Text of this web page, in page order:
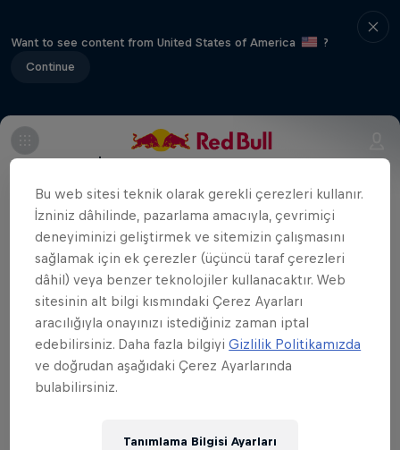
Want to see content from United States of America
?
Continue
Etkinlik Serisi İçinde
CEV Şampiyonlar Ligi
12 Tur Durakları
Eczacıbaşı Dynavit, CEV Şampiyonlar
Ligi'nde sezonun üçüncü maçında
deplasmanda İtalya temsilcisi Savino Del
Bene Scandicci ile karşılaşıyor. Maçı Arda
Vatansever'in anlatımı ve Esra Gümüş
tekrar izleyebilirsin.
Bu web sitesi teknik olarak gerekli çerezleri kullanır.
İzniniz dâhilinde, pazarlama amacıyla, çevrimiçi
deneyiminizi geliştirmek ve sitemizin çalışmasını
sağlamak için ek çerezler (üçüncü taraf çerezleri
dâhil) veya benzer teknolojiler kullanacaktır. Web
sitesinin alt bilgi kısmındaki Çerez Ayarları
aracılığıyla onayınızı istediğiniz zaman iptal
edebilirsiniz. Daha fazla bilgiyiGizlilik Politikamızda
ve doğrudan aşağıdaki Çerez Ayarlarında
bulabilirsiniz.
Tanımlama Bilgisi Ayarları